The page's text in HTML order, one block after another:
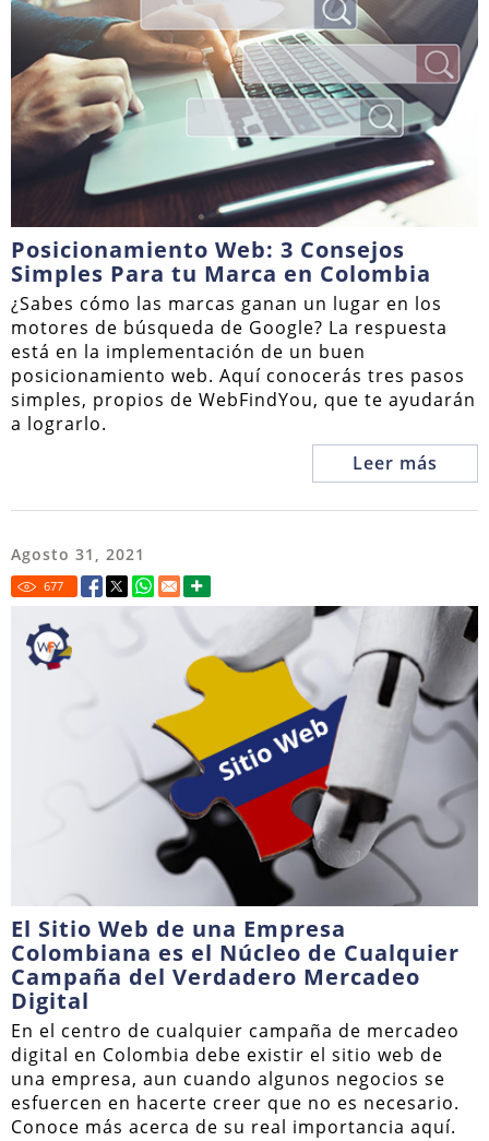
Posicionamiento Web: 3 Consejos
Simples Para tu Marca en Colombia
¿Sabes cómo las marcas ganan un lugar en los
motores de búsqueda de Google? La respuesta
está en la implementación de un buen
posicionamiento web. Aquí conocerás tres pasos
simples, propios de WebFindYou, que te ayudarán
a lograrlo.
Leer más
Agosto 31, 2021
677
El Sitio Web de una Empresa
Colombiana es el Núcleo de Cualquier
Campaña del Verdadero Mercadeo
Digital
En el centro de cualquier campaña de mercadeo
digital en Colombia debe existir el sitio web de
una empresa, aun cuando algunos negocios se
esfuercen en hacerte creer que no es necesario.
Conoce más acerca de su real importancia aquí.